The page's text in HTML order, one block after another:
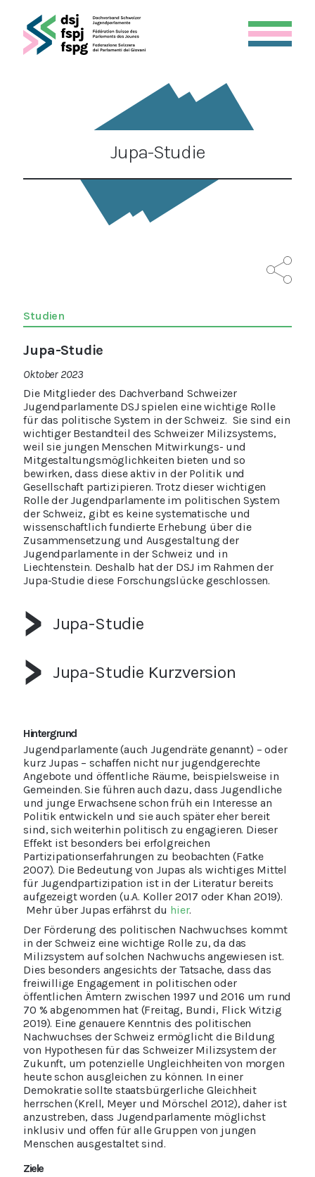
Jupa-Studie
Studien
Jupa-Studie
Oktober 2023
Die Mitglieder des Dachverband Schweizer
Jugendparlamente DSJ spielen eine wichtige Rolle
für das politische System in der Schweiz. Sie sind ein
wichtiger Bestandteil des Schweizer Milizsystems,
weil sie jungen Menschen Mitwirkungs- und
Mitgestaltungsmöglichkeiten bieten und so
bewirken, dass diese aktiv in der Politik und
Gesellschaft partizipieren. Trotz dieser wichtigen
Rolle der Jugendparlamente im politischen System
der Schweiz, gibt es keine systematische und
wissenschaftlich fundierte Erhebung über die
Zusammensetzung und Ausgestaltung der
Jugendparlamente in der Schweiz und in
Liechtenstein. Deshalb hat der DSJ im Rahmen der
Jupa-Studie diese Forschungslücke geschlossen.
Jupa-Studie
Jupa-Studie Kurzversion
Hintergrund
Jugendparlamente (auch Jugendräte genannt) – oder
kurz Jupas – schaffen nicht nur jugendgerechte
Angebote und öffentliche Räume, beispielsweise in
Gemeinden. Sie führen auch dazu, dass Jugendliche
und junge Erwachsene schon früh ein Interesse an
Politik entwickeln und sie auch später eher bereit
sind, sich weiterhin politisch zu engagieren. Dieser
Effekt ist besonders bei erfolgreichen
Partizipationserfahrungen zu beobachten (Fatke
2007). Die Bedeutung von Jupas als wichtiges Mittel
für Jugendpartizipation ist in der Literatur bereits
aufgezeigt worden (u.A. Koller 2017 oder Khan 2019).
Mehr über Jupas erfährst du hier.
Der Förderung des politischen Nachwuchses kommt
in der Schweiz eine wichtige Rolle zu, da das
Milizsystem auf solchen Nachwuchs angewiesen ist.
Dies besonders angesichts der Tatsache, dass das
freiwillige Engagement in politischen oder
öffentlichen Ämtern zwischen 1997 und 2016 um rund
70 % abgenommen hat (Freitag, Bundi, Flick Witzig
2019). Eine genauere Kenntnis des politischen
Nachwuchses der Schweiz ermöglicht die Bildung
von Hypothesen für das Schweizer Milizsystem der
Zukunft, um potenzielle Ungleichheiten von morgen
heute schon ausgleichen zu können. In einer
Demokratie sollte staatsbürgerliche Gleichheit
herrschen (Krell, Meyer und Mörschel 2012), daher ist
anzustreben, dass Jugendparlamente möglichst
inklusiv und offen für alle Gruppen von jungen
Menschen ausgestaltet sind.
Ziele